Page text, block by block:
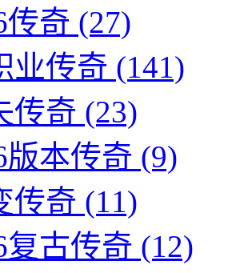
传奇 (27)
业传奇 (141)
传奇 (23)
版本传奇 (9)
传奇 (11)
复古传奇 (12)